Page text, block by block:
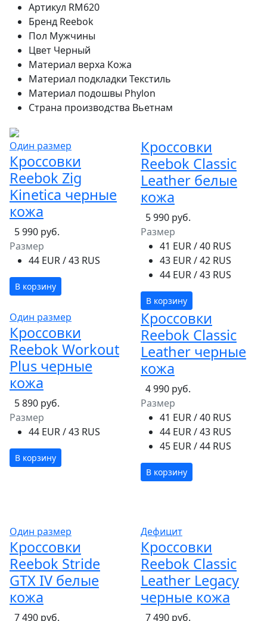
Артикул RM620
Бренд Reebok
Пол Мужчины
Цвет Черный
Материал верха Кожа
Материал подкладки Текстиль
Материал подошвы Phylon
Страна производства Вьетнам
Один размер
Кроссовки
Reebok Zig
Kinetica черные
кожа
5 990 руб.
Размер
44 EUR / 43 RUS
В корзину
Кроссовки
Reebok Classic
Leather белые
кожа
5 990 руб.
Размер
41 EUR / 40 RUS
43 EUR / 42 RUS
44 EUR / 43 RUS
В корзину
Один размер
Кроссовки
Reebok Workout
Plus черные
кожа
5 890 руб.
Размер
44 EUR / 43 RUS
В корзину
Кроссовки
Reebok Classic
Leather черные
кожа
4 990 руб.
Размер
41 EUR / 40 RUS
44 EUR / 43 RUS
45 EUR / 44 RUS
В корзину
Один размер
Кроссовки
Reebok Stride
GTX IV белые
кожа
7 490 руб.
Дефицит
Кроссовки
Reebok Classic
Leather Legacy
черные кожа
7 490 руб.